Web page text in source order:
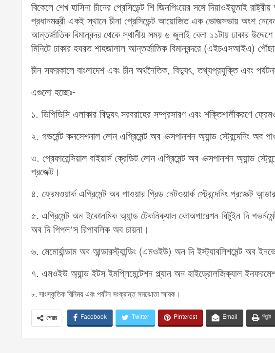
বিকেলে শেখ হাসিনা চীনের প্রেসিডেন্ট শি জিনপিংয়ের সঙ্গে দিয়াওইয়ুতাই
প্রধানমন্ত্রী একই স্থানে চীনা প্রেসিডেন্ট আয়োজিত এক ভোজসভায় অংশ
আন্তর্জাতিক বিমানবন্দর থেকে স্থানীয় সময় ৬ জুলাই বেলা ১১টায় ঢাকার
মিনিটে ঢাকার হযরত শাহজালাল আন্তর্জাতিক বিমানবন্দরে (এইচএসআইএ)
চীন সফরকালে বাংলাদেশ এবং চীন অর্থনৈতিক, বিদ্যুৎ, তথ্যপ্রযুক্তি এবং
এগুলো হচ্ছেঃ-
১. ডিপিডিসি এলাকার বিদ্যুৎ সরবরাহের সম্প্রসারণ এবং শক্তিশালীকরণে
২. গভর্মেন্ট কনসেশনাল লোন এগ্রিমেন্ট অব এক্সপানশন অ্যান্ড স্ট্রেন্দেনিং অব
৩. প্রেফারেন্সিয়াল বাইয়ার্স ক্রেডিট লোন এগ্রিমেন্ট অব এক্সপানশন অ্যান্ড
প্রজেক্ট।
৪. ফ্রেমওয়ার্ক এগ্রিমেন্ট অব পাওয়ার গ্রিড নেটওয়ার্ক স্ট্রেন্দেনিং প্রজেক্ট
৫. এগ্রিমেন্ট অন ইকোনমিক অ্যান্ড টেকনিক্যাল কোঅপারেশন বিটুইন দি
অব দি পিপল’স রিপাবলিক অব চায়না।
৬. মেমোর্যান্ডাম অব আন্ডারস্ট্যান্ডিং (এমওইউ) অন দি ইস্ট্যাবলিশমেন্ট অব
৭. এমওইউ অ্যান্ড ইটস ইমপ্লিমেন্টেশন প্ল্যান অন হাইড্রোলজিক্যাল
৮. সাংস্কৃতিক বিনিময় এবং পর্যটন সংক্রান্ত সমঝোতা স্মারক।
শেয়ার Facebook Twitter Pinterest Email প্রিন্ট